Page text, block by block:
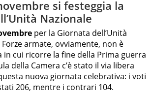
si festeggia la
Nazionale
per la Giornata dell’Unità
armate, ovviamente, non è
in cui ricorre la fine della Prima guerra
della Camera c’è stato il via libera
nuova giornata celebrativa: i voti
206, mentre i contrari 104.